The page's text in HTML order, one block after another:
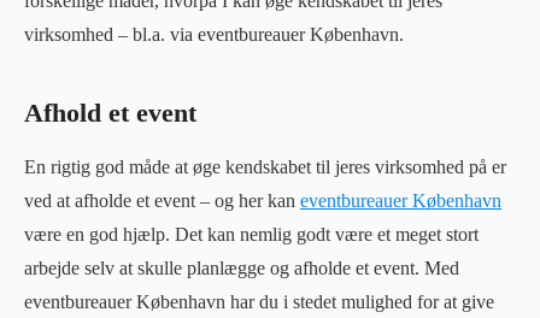
virksomhed – bl.a. via eventbureauer København.
Afhold et event
En rigtig god måde at øge kendskabet til jeres virksomhed på er
ved at afholde et event – og her kan eventbureauer København
være en god hjælp. Det kan nemlig godt være et meget stort
arbejde selv at skulle planlægge og afholde et event. Med
eventbureauer København har du i stedet mulighed for at give